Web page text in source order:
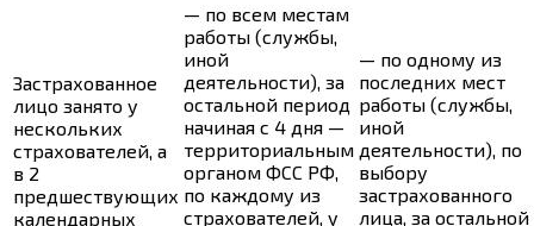
Застрахованное
лицо занято у
нескольких
страхователей, а
в 2
предшествующих
календарных
— по всем местам
работы (службы,
иной
деятельности), за
остальной период
начиная с 4 дня —
территориальным
органом ФСС РФ,
по каждому из
страхователей, у
— по одному из
последних мест
работы (службы,
иной
деятельности), по
выбору
застрахованного
лица, за остальной